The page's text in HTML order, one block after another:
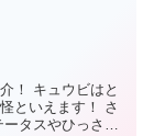
！ キュウビはと
といえます！ さ
タスやひっさつ